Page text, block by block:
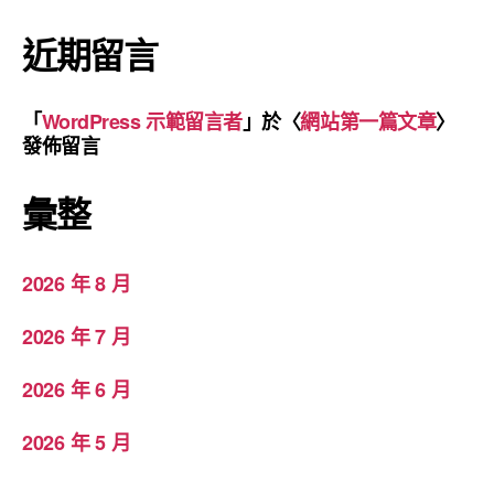
近期留言
「WordPress 示範留言者」於〈網站第一篇文章〉
發佈留言
彙整
2026 年 8 月
2026 年 7 月
2026 年 6 月
2026 年 5 月